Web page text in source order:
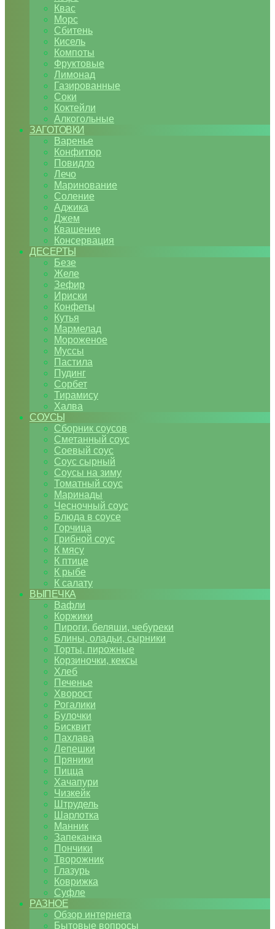
Квас
Морс
Сбитень
Кисель
Компоты
Фруктовые
Лимонад
Газированные
Соки
Коктейли
Алкогольные
ЗАГОТОВКИ
Варенье
Конфитюр
Повидло
Лечо
Маринование
Соление
Аджика
Джем
Квашение
Консервация
ДЕСЕРТЫ
Безе
Желе
Зефир
Ириски
Конфеты
Кутья
Мармелад
Мороженое
Муссы
Пастила
Пудинг
Сорбет
Тирамису
Халва
СОУСЫ
Сборник соусов
Сметанный соус
Соевый соус
Соус сырный
Соусы на зиму
Томатный соус
Маринады
Чесночный соус
Блюда в соусе
Горчица
Грибной соус
К мясу
К птице
К рыбе
К салату
ВЫПЕЧКА
Вафли
Коржики
Пироги, беляши, чебуреки
Блины, оладьи, сырники
Торты, пирожные
Корзиночки, кексы
Хлеб
Печенье
Хворост
Рогалики
Булочки
Бисквит
Пахлава
Лепешки
Пряники
Пицца
Хачапури
Чизкейк
Штрудель
Шарлотка
Манник
Запеканка
Пончики
Творожник
Глазурь
Коврижка
Суфле
РАЗНОЕ
Обзор интернета
Бытовые вопросы